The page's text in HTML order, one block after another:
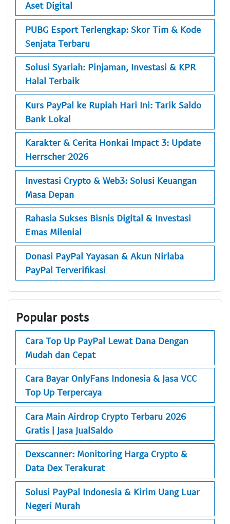
Aset Digital
PUBG Esport Terlengkap: Skor Tim & Kode
Senjata Terbaru
Solusi Syariah: Pinjaman, Investasi & KPR
Halal Terbaik
Kurs PayPal ke Rupiah Hari Ini: Tarik Saldo
Bank Lokal
Karakter & Cerita Honkai Impact 3: Update
Herrscher 2026
Investasi Crypto & Web3: Solusi Keuangan
Masa Depan
Rahasia Sukses Bisnis Digital & Investasi
Emas Milenial
Donasi PayPal Yayasan & Akun Nirlaba
PayPal Terverifikasi
Popular posts
Cara Top Up PayPal Lewat Dana Dengan
Mudah dan Cepat
Cara Bayar OnlyFans Indonesia & Jasa VCC
Top Up Terpercaya
Cara Main Airdrop Crypto Terbaru 2026
Gratis | Jasa JualSaldo
Dexscanner: Monitoring Harga Crypto &
Data Dex Terakurat
Solusi PayPal Indonesia & Kirim Uang Luar
Negeri Murah